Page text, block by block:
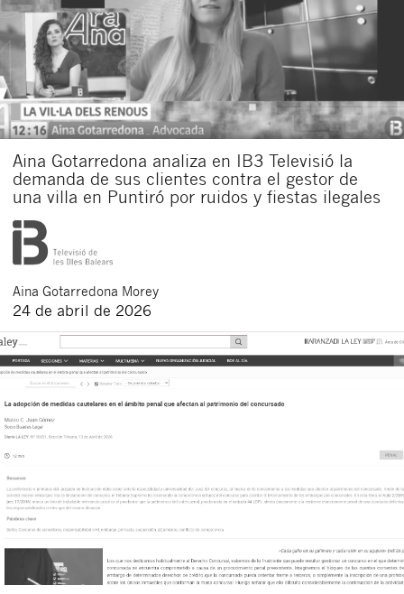
Aina Gotarredona analiza en IB3 Televisió la
demanda de sus clientes contra el gestor de
una villa en Puntiró por ruidos y fiestas ilegales
Aina Gotarredona Morey
24 de abril de 2026